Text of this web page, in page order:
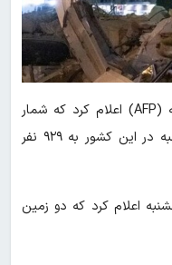
، خبرگزاری فرانسه (AFP) اعلام کرد که شمار
قربانیان ۲ زلزله سهمگین بامداد پنجشنبه در این کشور به ۹۲۹ نفر
اعلام کرد که دو زمین